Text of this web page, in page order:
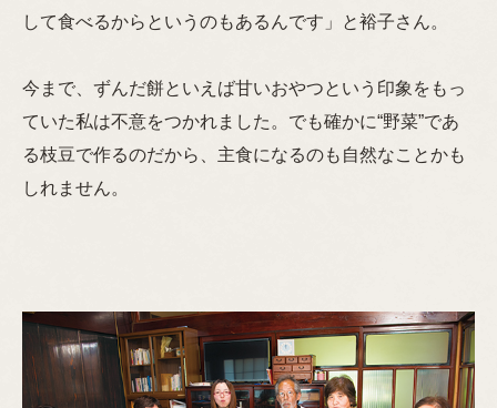
して食べるからというのもあるんです」と裕子さん。
今まで、ずんだ餅といえば甘いおやつという印象をもっ
ていた私は不意をつかれました。でも確かに“野菜”であ
る枝豆で作るのだから、主食になるのも自然なことかも
しれません。